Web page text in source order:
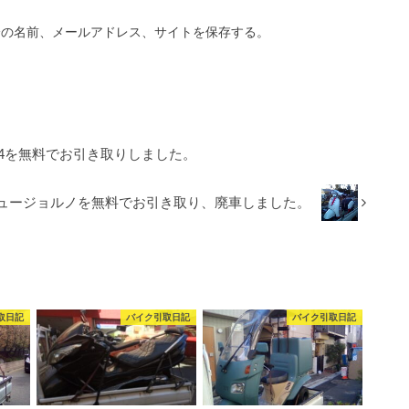
名前、メールアドレス、サイトを保存する。
無料でお引き取りしました。
ージョルノを無料でお引き取り、廃車しました。
日記 バイク引取日記 バイク引取日記